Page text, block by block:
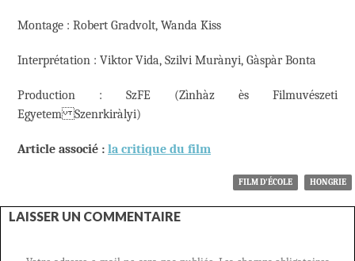
Montage : Robert Gradvolt, Wanda Kiss
Interprétation : Viktor Vida, Szilvi Murànyi, Gàspàr Bonta
Production : SzFE (Zìnhàz ès Filmuvészeti
Egyetem Szenrkiràlyi)
Article associé : la critique du film
FILM D'ÉCOLE HONGRIE
LAISSER UN COMMENTAIRE